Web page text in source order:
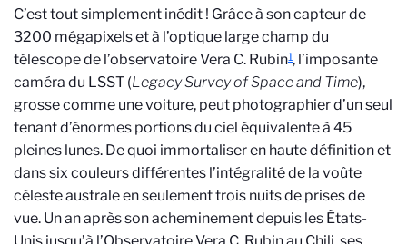
C’est tout simplement inédit ! Grâce à son capteur de
3200 mégapixels et à l’optique large champ du
télescope de l’observatoire Vera C. Rubin1, l’imposante
caméra du LSST (Legacy Survey of Space and Time),
grosse comme une voiture, peut photographier d’un seul
tenant d’énormes portions du ciel équivalente à 45
pleines lunes. De quoi immortaliser en haute définition et
dans six couleurs différentes l’intégralité de la voûte
céleste australe en seulement trois nuits de prises de
vue. Un an après son acheminement depuis les États-